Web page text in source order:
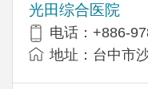
光田综合医院
电话：+886-
地址：台中市